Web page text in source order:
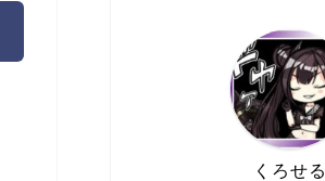
くろせる